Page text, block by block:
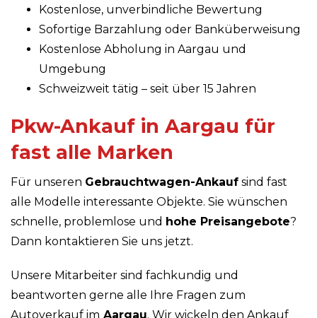
Kostenlose, unverbindliche Bewertung
Sofortige Barzahlung oder Banküberweisung
Kostenlose Abholung in Aargau und
Umgebung
Schweizweit tätig – seit über 15 Jahren
Pkw-Ankauf in Aargau für
fast alle Marken
Für unseren Gebrauchtwagen-Ankauf sind fast
alle Modelle interessante Objekte. Sie wünschen
schnelle, problemlose und hohe Preisangebote?
Dann kontaktieren Sie uns jetzt.
Unsere Mitarbeiter sind fachkundig und
beantworten gerne alle Ihre Fragen zum
Autoverkauf im Aargau. Wir wickeln den Ankauf